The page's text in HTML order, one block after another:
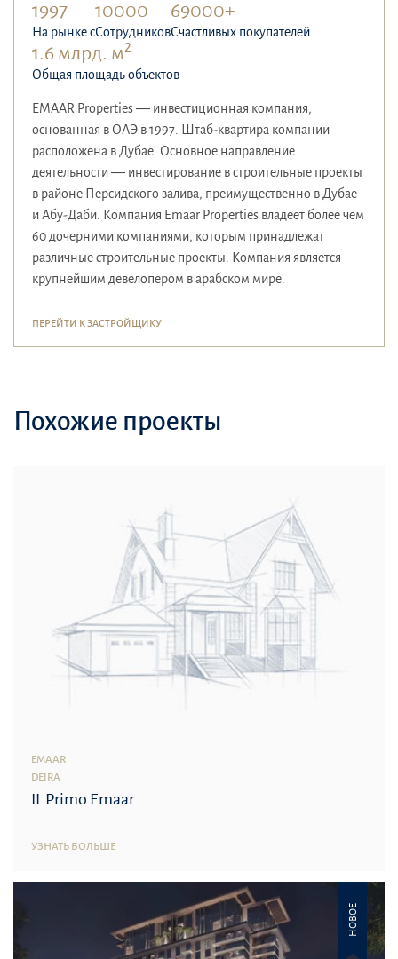
1997
На рынке с
10000
Сотрудников
69000+
Счастливых покупателей
1.6 млрд. м2
Общая площадь объектов
EMAAR Properties — инвестиционная компания,
основанная в ОАЭ в 1997. Штаб-квартира компании
расположена в Дубае. Основное направление
деятельности — инвестирование в строительные проекты
в районе Персидского залива, преимущественно в Дубае
и Абу-Даби. Компания Emaar Properties владеет более чем
60 дочерними компаниями, которым принадлежат
различные строительные проекты. Компания является
крупнейшим девелопером в арабском мире.
ПЕРЕЙТИ К ЗАСТРОЙЩИКУ
Похожие проекты
EMAAR
DEIRA
IL Primo Emaar
УЗНАТЬ БОЛЬШЕ
НОВОЕ